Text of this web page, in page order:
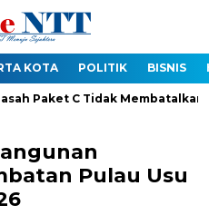
KOTA POLITIK BISNIS
C Tidak Membatalkan
Pulau Usu